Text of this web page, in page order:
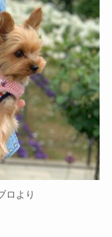
ロより